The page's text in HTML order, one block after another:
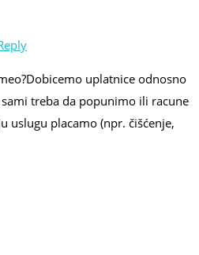
uplatnice odnosno
treba da popunimo ili racune
uslugu placamo (npr. čišćenje,